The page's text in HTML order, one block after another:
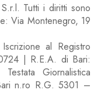
Tutti i diritti sono
Via Montenegro, 19
al Registro
| R.E.A. di Bari:
Giornalistica
n.ro R.G. 5301 –